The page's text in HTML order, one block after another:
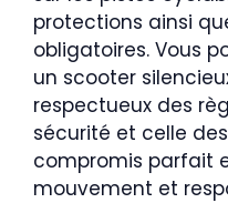
protections ainsi
obligatoires. Vous
un scooter
respectueux des
sécurité et celle
compromis parfait
mouvement et